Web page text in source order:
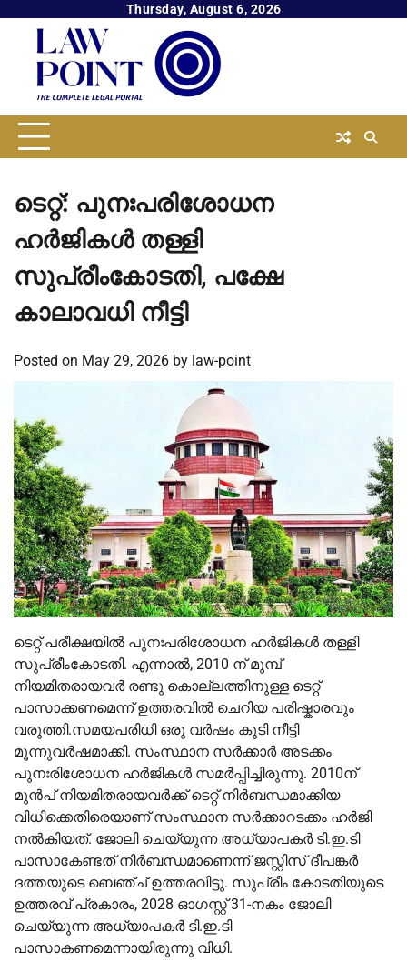
content
Thursday, August 6, 2026
ടെറ്റ്: പുനഃപരിശോധന
ഹര്‍ജികള്‍ തള്ളി
സുപ്രീംകോടതി, പക്ഷേ
കാലാവധി നീട്ടി
Posted on May 29, 2026 by law-point
ടെറ്റ് പരീക്ഷയില്‍ പുനഃപരിശോധന ഹർജികള്‍ തള്ളി
സുപ്രീംകോടതി. എന്നാല്‍, 2010 ന് മുമ്പ്
നിയമിതരായവർ രണ്ടു കൊല്ലത്തിനുള്ള ടെറ്റ്
പാസാക്കണമെന്ന് ഉത്തരവില്‍ ചെറിയ പരിഷ്കാരവും
വരുത്തി.സമയപരിധി ഒരു വർഷം കൂടി നീട്ടി
മൂന്നുവർഷമാക്കി. സംസ്ഥാന സർക്കാർ അടക്കം
പുനഃരിശോധന ഹർജികള്‍ സമർപ്പിച്ചിരുന്നു. 2010ന്
മുന്‍പ് നിയമിതരായവര്‍ക്ക് ടെറ്റ് നിർബന്ധമാക്കിയ
വിധിക്കെതിരെയാണ് സംസ്ഥാന സർക്കാറടക്കം ഹർജി
നല്‍കിയത്. ജോലി ചെയ്യുന്ന അധ്യാപകർ ടി.ഇ.ടി
പാസാകേണ്ടത് നിർബന്ധമാണെന്ന് ജസ്റ്റിസ് ദീപങ്കർ
ദത്തയുടെ ബെഞ്ച് ഉത്തരവിട്ടു. സുപ്രീം കോടതിയുടെ
ഉത്തരവ് പ്രകാരം, 2028 ഓഗസ്റ്റ് 31-നകം ജോലി
ചെയ്യുന്ന അധ്യാപകർ ടി.ഇ.ടി
പാസാകണമെന്നായിരുന്നു വിധി.